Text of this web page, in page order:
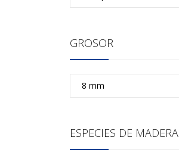
GROSOR
ESPECIES DE MADERA